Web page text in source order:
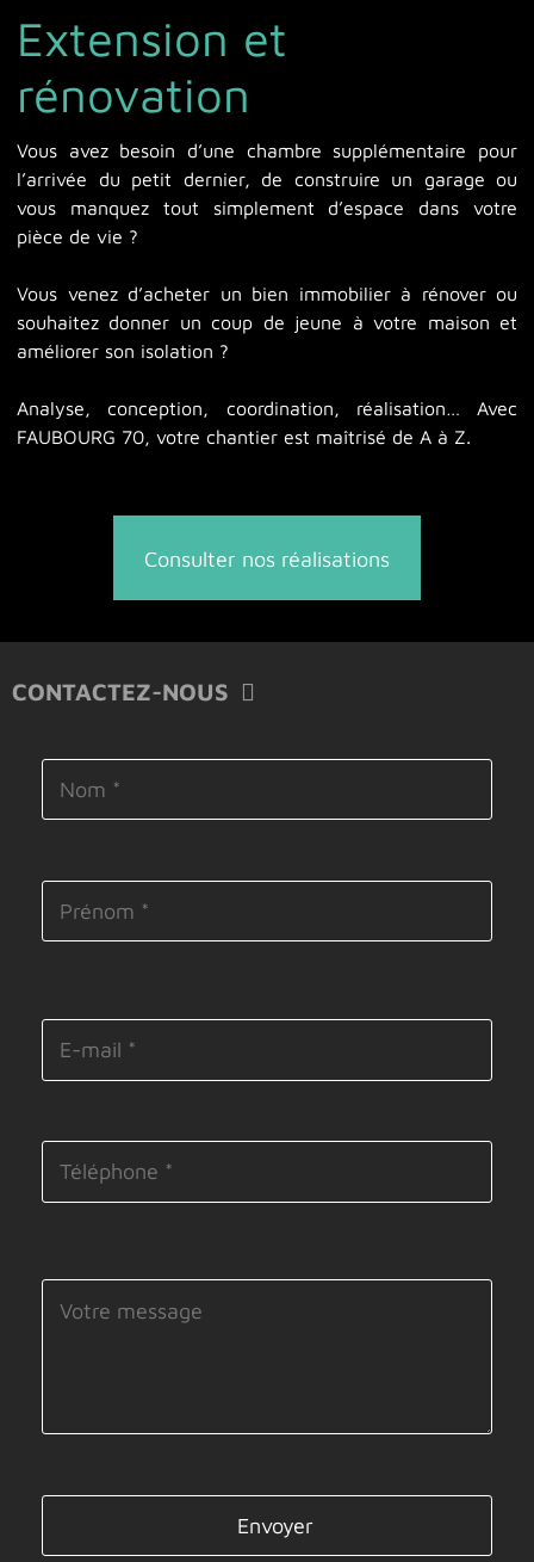
Extension et
rénovation
Vous avez besoin d’une chambre supplémentaire pour
l’arrivée du petit dernier, de construire un garage ou
vous manquez tout simplement d’espace dans votre
pièce de vie ?
Vous venez d’acheter un bien immobilier à rénover ou
souhaitez donner un coup de jeune à votre maison et
améliorer son isolation ?
Analyse, conception, coordination, réalisation… Avec
FAUBOURG 70, votre chantier est maîtrisé de A à Z.
Consulter nos réalisations
CONTACTEZ-NOUS
Veuillez laisser ce champ vide.